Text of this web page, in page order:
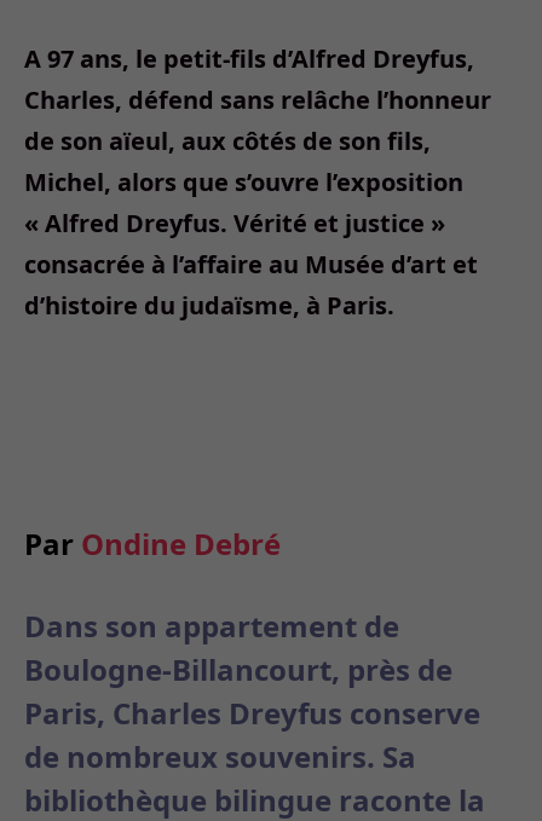
A 97 ans, le petit-fils d’Alfred Dreyfus,
Charles, défend sans relâche l’honneur
de son aïeul, aux côtés de son fils,
Michel, alors que s’ouvre l’exposition
« Alfred Dreyfus. Vérité et justice »
consacrée à l’affaire au Musée d’art et
d’histoire du judaïsme, à Paris.
Par Ondine Debré
Dans son appartement de
Boulogne-Billancourt, près de
Paris, Charles Dreyfus conserve
de nombreux souvenirs. Sa
bibliothèque bilingue raconte la